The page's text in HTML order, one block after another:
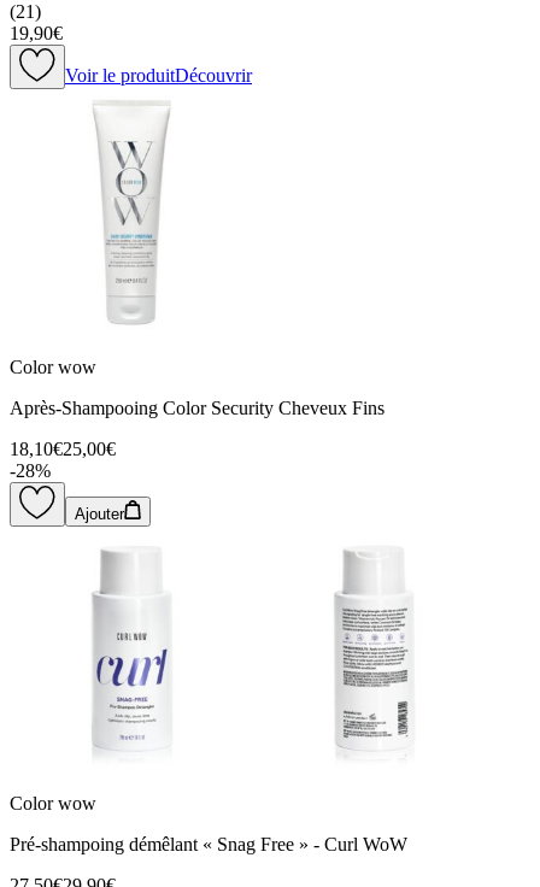
(21)
19,90€
Voir le produitDécouvrir
Color wow
Après-Shampooing Color Security Cheveux Fins
18,10€25,00€
-28%
Ajouter
Color wow
Pré-shampoing démêlant « Snag Free » - Curl WoW